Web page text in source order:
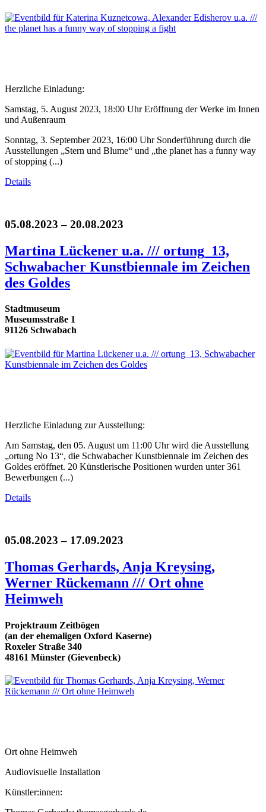
Herzliche Einladung:
Samstag, 5. August 2023, 18:00 Uhr Eröffnung der Werke im Innen
und Außenraum
Sonntag, 3. September 2023, 16:00 Uhr Sonderführung durch die
Ausstellungen „Stern und Blume“ und „the planet has a funny way
of stopping (...)
Details
05.08.2023 – 20.08.2023
Martina Lückener u.a. /// ortung_13,
Schwabacher Kunstbiennale im Zeichen
des Goldes
Stadtmuseum
Museumsstraße 1
91126 Schwabach
Herzliche Einladung zur Ausstellung:
Am Samstag, den 05. August um 11:00 Uhr wird die Ausstellung
„ortung No 13“, die Schwabacher Kunstbiennale im Zeichen des
Goldes eröffnet. 20 Künstlerische Positionen wurden unter 361
Bewerbungen (...)
Details
05.08.2023 – 17.09.2023
Thomas Gerhards, Anja Kreysing,
Werner Rückemann /// Ort ohne
Heimweh
Projektraum Zeitbögen
(an der ehemaligen Oxford Kaserne)
Roxeler Straße 340
48161 Münster (Gievenbeck)
Ort ohne Heimweh
Audiovisuelle Installation
Künstler:innen: